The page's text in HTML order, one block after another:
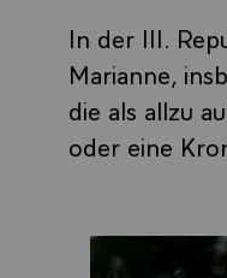
In der III.
Marianne,
die als allzu
oder eine